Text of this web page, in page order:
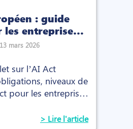
: guide
les entreprises
13 mars 2026
sur l’AI Act
niveaux de
pour les entreprises
> Lire l'article